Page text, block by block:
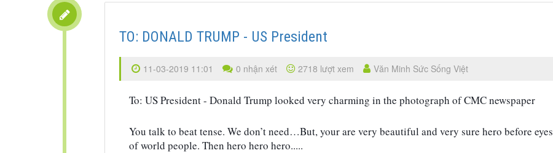
TO: DONALD TRUMP - US President
11-03-2019 11:01 0 nhận xét 2718 lượt xem Văn Minh Sức Sống Việt
To: US President - Donald Trump looked very charming in the photograph of CMC newspaper
You talk to beat tense. We don’t need…But, your are very beautiful and very sure hero before eyes
of world people. Then hero hero hero.....